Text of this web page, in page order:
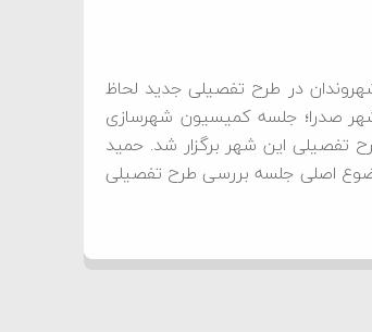
در طرح تفصیلی جدید لحاظ
صدرا؛ جلسه کمیسیون شهرسازی
تفصیلی این شهر برگزار شد. حمید
اصلی جلسه بررسی طرح تفصیلی